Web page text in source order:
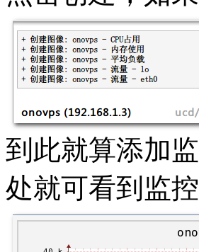
到此就算添加
处就可看到监